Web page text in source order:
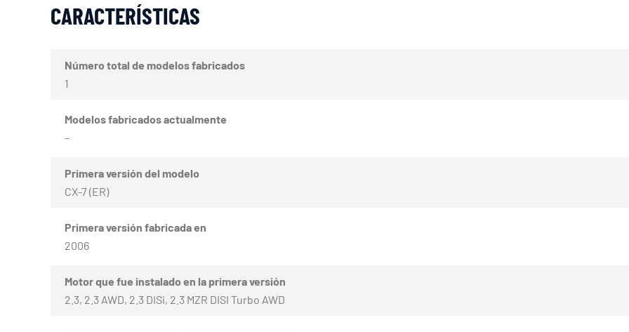
CARACTERÍSTICAS
Número total de modelos fabricados
1
Modelos fabricados actualmente
–
Primera versión del modelo
CX-7 (ER)
Primera versión fabricada en
2006
Motor que fue instalado en la primera versión
2.3, 2.3 AWD, 2.3 DISi, 2.3 MZR DISI Turbo AWD